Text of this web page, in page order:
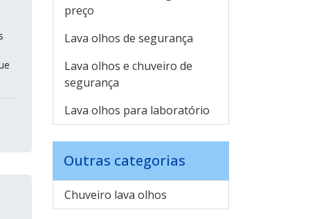
preço
Lava olhos de segurança
Lava olhos e chuveiro de
segurança
Lava olhos para laboratório
Outras categorias
Chuveiro lava olhos